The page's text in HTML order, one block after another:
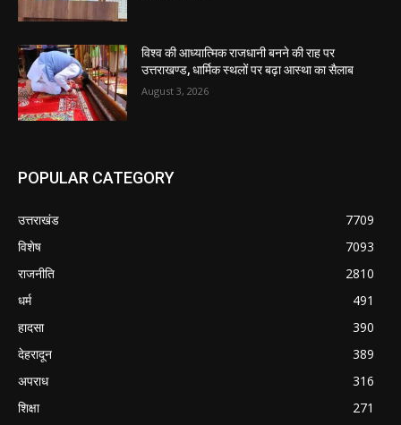
विश्व की आध्यात्मिक राजधानी बनने की राह पर
उत्तराखण्ड, धार्मिक स्थलों पर बढ़ा आस्था का सैलाब
August 3, 2026
POPULAR CATEGORY
उत्तराखंड
7709
विशेष
7093
राजनीति
2810
धर्म
491
हादसा
390
देहरादून
389
अपराध
316
शिक्षा
271